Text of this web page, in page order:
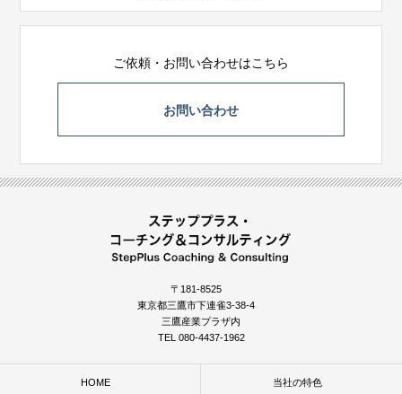
ご依頼・お問い合わせはこちら
お問い合わせ
〒181-8525
東京都三鷹市下連雀3-38-4
三鷹産業プラザ内
TEL 080-4437-1962
HOME 当社の特色